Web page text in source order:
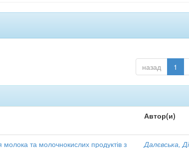
назад 1
Автор(и)
молока та молочнокислих продуктів з
Далєвська,